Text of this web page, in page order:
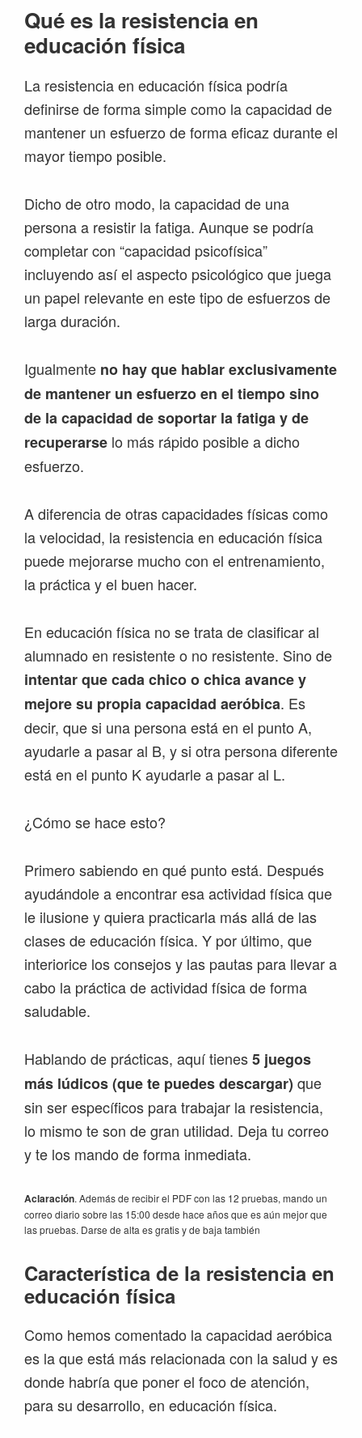
Qué es la resistencia en
educación física
La resistencia en educación física podría
definirse de forma simple como la capacidad de
mantener un esfuerzo de forma eficaz durante el
mayor tiempo posible.
Dicho de otro modo, la capacidad de una
persona a resistir la fatiga. Aunque se podría
completar con “capacidad psicofísica”
incluyendo así el aspecto psicológico que juega
un papel relevante en este tipo de esfuerzos de
larga duración.
Igualmente no hay que hablar exclusivamente
de mantener un esfuerzo en el tiempo sino
de la capacidad de soportar la fatiga y de
recuperarse lo más rápido posible a dicho
esfuerzo.
A diferencia de otras capacidades físicas como
la velocidad, la resistencia en educación física
puede mejorarse mucho con el entrenamiento,
la práctica y el buen hacer.
En educación física no se trata de clasificar al
alumnado en resistente o no resistente. Sino de
intentar que cada chico o chica avance y
mejore su propia capacidad aeróbica. Es
decir, que si una persona está en el punto A,
ayudarle a pasar al B, y si otra persona diferente
está en el punto K ayudarle a pasar al L.
¿Cómo se hace esto?
Primero sabiendo en qué punto está. Después
ayudándole a encontrar esa actividad física que
le ilusione y quiera practicarla más allá de las
clases de educación física. Y por último, que
interiorice los consejos y las pautas para llevar a
cabo la práctica de actividad física de forma
saludable.
Hablando de prácticas, aquí tienes5 juegos
más lúdicos (que te puedes descargar) que
sin ser específicos para trabajar la resistencia,
lo mismo te son de gran utilidad. Deja tu correo
y te los mando de forma inmediata.
Aclaración. Además de recibir el PDF con las 12 pruebas, mando un
correo diario sobre las 15:00 desde hace años que es aún mejor que
las pruebas. Darse de alta es gratis y de baja también
Característica de la resistencia en
educación física
Como hemos comentado la capacidad aeróbica
es la que está más relacionada con la salud y es
donde habría que poner el foco de atención,
para su desarrollo, en educación física.